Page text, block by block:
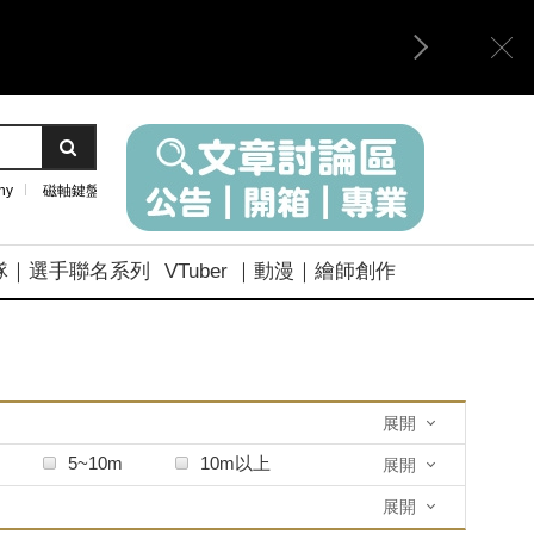
磁軸鍵盤
｜選手聯名系列 VTuber ｜動漫｜繪師創作
展開
5~10m 10m以上 展開
展開